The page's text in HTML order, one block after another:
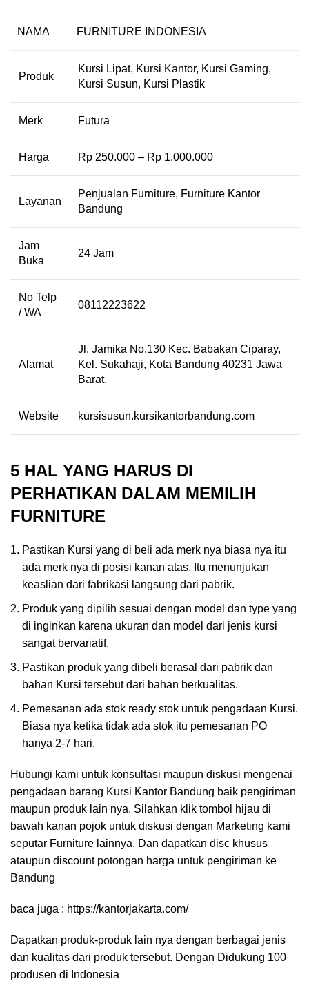
NAMA FURNITURE INDONESIA
Produk
Kursi Lipat, Kursi Kantor, Kursi Gaming,
Kursi Susun, Kursi Plastik
Merk Futura
Harga Rp 250.000 – Rp 1.000.000
Layanan
Penjualan Furniture, Furniture Kantor
Bandung
Jam
Buka
24 Jam
No Telp
/ WA
08112223622
Alamat
Jl. Jamika No.130 Kec. Babakan Ciparay,
Kel. Sukahaji, Kota Bandung 40231 Jawa
Barat.
Website kursisusun.kursikantorbandung.com
5 HAL YANG HARUS DI
PERHATIKAN DALAM MEMILIH
FURNITURE
Pastikan Kursi yang di beli ada merk nya biasa nya itu
ada merk nya di posisi kanan atas. Itu menunjukan
keaslian dari fabrikasi langsung dari pabrik.
Produk yang dipilih sesuai dengan model dan type yang
di inginkan karena ukuran dan model dari jenis kursi
sangat bervariatif.
Pastikan produk yang dibeli berasal dari pabrik dan
bahan Kursi tersebut dari bahan berkualitas.
Pemesanan ada stok ready stok untuk pengadaan Kursi.
Biasa nya ketika tidak ada stok itu pemesanan PO
hanya 2-7 hari.
Hubungi kami untuk konsultasi maupun diskusi mengenai
pengadaan barang Kursi Kantor Bandung baik pengiriman
maupun produk lain nya. Silahkan klik tombol hijau di
bawah kanan pojok untuk diskusi dengan Marketing kami
seputar Furniture lainnya. Dan dapatkan disc khusus
ataupun discount potongan harga untuk pengiriman ke
Bandung
baca juga : https://kantorjakarta.com/
Dapatkan produk-produk lain nya dengan berbagai jenis
dan kualitas dari produk tersebut. Dengan Didukung 100
produsen di Indonesia